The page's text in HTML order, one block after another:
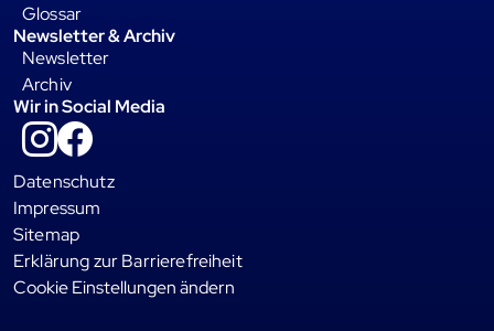
Glossar
Newsletter & Archiv
Newsletter
Archiv
Wir in Social Media
Instagram
Datenschutz
Impressum
Sitemap
Erklärung zur Barrierefreiheit
Cookie Einstellungen ändern